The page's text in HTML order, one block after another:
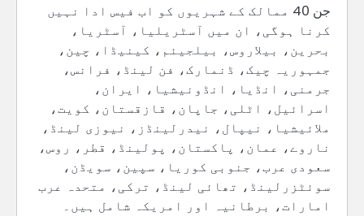
جن 40 ممالک کے شہریوں کو اب فیس ادا نہیں
کرنا ہوگی، ان میں آسٹریلیا، آسٹریا،
بحرین، بیلاروس، بیلجیئم، کینیڈا، چین،
جمہوریہ چیک، ڈنمارک، فن لینڈ، فرانس،
جرمنی، انڈیا، انڈونیشیا، ایران،
اسرائیل، اٹلی، جاپان، قازقستان، کویت،
ملائیشیا، نیپال، نیدرلینڈز، نیوزی لینڈ،
ناروے، عمان، پاکستان، پولینڈ، قطر، روس،
سعودی عرب، جنوبی کوریا، سپین، سویڈن،
سوئٹزرلینڈ، تھائی لینڈ، ترکی، متحدہ عرب
امارات، برطانیہ اور امریکہ شامل ہیں۔